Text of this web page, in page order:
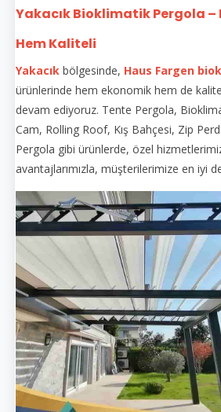
Yakacık Bioklimatik Pergola –
Hem Kaliteli
Yakacık bölgesinde, Haus Fargen
ürünlerinde hem ekonomik hem de
devam ediyoruz. Tente Pergola,
Cam, Rolling Roof, Kış Bahçesi, Zip
Pergola gibi ürünlerde, özel
avantajlarımızla, müşterilerimize en iyi